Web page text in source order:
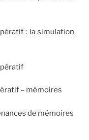
: la simulation
– mémoires
de mémoires